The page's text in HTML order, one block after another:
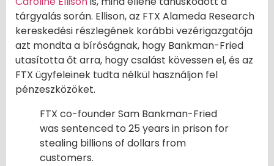
tárgyalás során. Ellison, az FTX Alameda Research
kereskedési részlegének korábbi vezérigazgatója
azt mondta a bíróságnak, hogy Bankman-Fried
utasította őt arra, hogy csalást kövessen el, és az
FTX ügyfeleinek tudta nélkül használjon fel
pénzeszközöket.
FTX co-founder Sam Bankman-Fried
was sentenced to 25 years in prison for
stealing billions of dollars from
customers.